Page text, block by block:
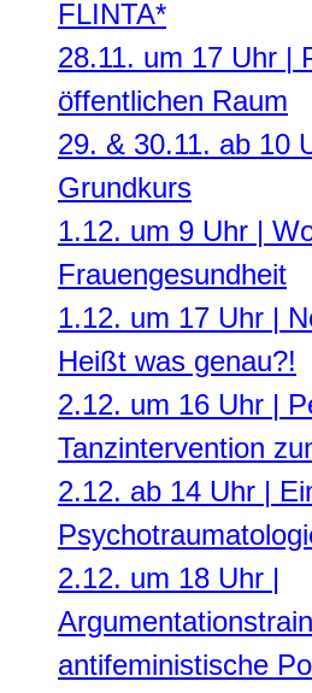
FLINTA*
28.11. um 17 Uhr |
öffentlichen Raum
29. & 30.11. ab 10
Grundkurs
1.12. um 9 Uhr |
Frauengesundheit
1.12. um 17 Uhr |
Heißt was genau?!
2.12. um 16 Uhr |
Tanzintervention
2.12. ab 14 Uhr |
2.12. um 18 Uhr |
antifeministische